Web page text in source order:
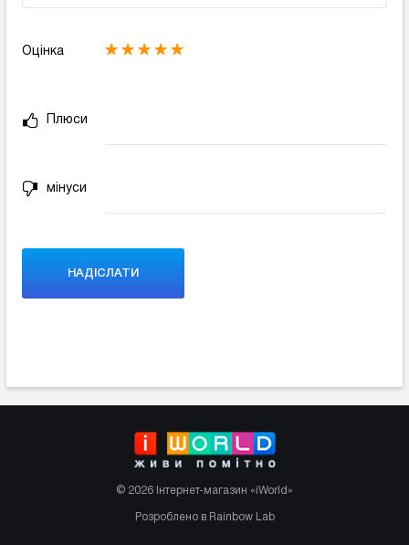
Оцінка
Плюси
мінуси
© 2026 Інтернет-магазин «iWorld»
Розроблено в Rainbow Lab